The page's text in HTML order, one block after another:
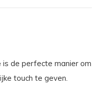
is de perfecte manier om
touch te geven.